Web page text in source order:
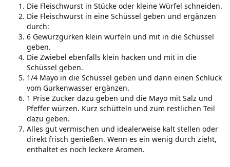
Die Fleischwurst in Stücke oder kleine Würfel schneiden.
Die Fleischwurst in eine Schüssel geben und ergänzen
durch:
6 Gewürzgurken klein würfeln und mit in die Schüssel
geben.
Die Zwiebel ebenfalls klein hacken und mit in die
Schüssel geben.
1/4 Mayo in die Schüssel geben und dann einen Schluck
vom Gurkenwasser ergänzen.
1 Prise Zucker dazu geben und die Mayo mit Salz und
Pfeffer würzen. Kurz schütteln und zum restlichen Teil
dazu geben.
Alles gut vermischen und idealerweise kalt stellen oder
direkt frisch genießen. Wenn es ein wenig durch zieht,
enthaltet es noch leckere Aromen.